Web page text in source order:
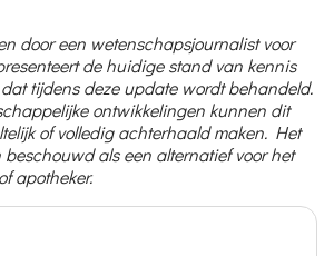
door een wetenschapsjournalist voor
de huidige stand van kennis
tijdens deze update wordt behandeld.
ontwikkelingen kunnen dit
of volledig achterhaald maken. Het
als een alternatief voor het
apotheker.